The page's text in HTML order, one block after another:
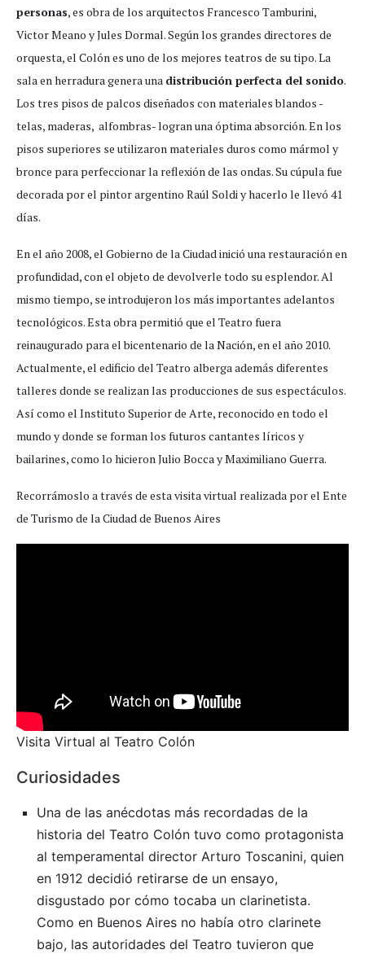
personas, es obra de los arquitectos Francesco Tamburini,
Victor Meano y Jules Dormal. Según los grandes directores de
orquesta, el Colón es uno de los mejores teatros de su tipo. La
sala en herradura genera una distribución perfecta del sonido.
Los tres pisos de palcos diseñados con materiales blandos -
telas, maderas, alfombras- logran una óptima absorción. En los
pisos superiores se utilizaron materiales duros como mármol y
bronce para perfeccionar la reflexión de las ondas. Su cúpula fue
decorada por el pintor argentino Raúl Soldi y hacerlo le llevó 41
días.
En el año 2008, el Gobierno de la Ciudad inició una restauración en
profundidad, con el objeto de devolverle todo su esplendor. Al
mismo tiempo, se introdujeron los más importantes adelantos
tecnológicos. Esta obra permitió que el Teatro fuera
reinaugurado para el bicentenario de la Nación, en el año 2010.
Actualmente, el edificio del Teatro alberga además diferentes
talleres donde se realizan las producciones de sus espectáculos.
Así como el Instituto Superior de Arte, reconocido en todo el
mundo y donde se forman los futuros cantantes líricos y
bailarines, como lo hicieron Julio Bocca y Maximiliano Guerra.
Recorrámoslo a través de esta visita virtual realizada por el Ente
de Turismo de la Ciudad de Buenos Aires
Visita Virtual al Teatro Colón
Curiosidades
Una de las anécdotas más recordadas de la
historia del Teatro Colón tuvo como protagonista
al temperamental director Arturo Toscanini, quien
en 1912 decidió retirarse de un ensayo,
disgustado por cómo tocaba un clarinetista.
Como en Buenos Aires no había otro clarinete
bajo, las autoridades del Teatro tuvieron que